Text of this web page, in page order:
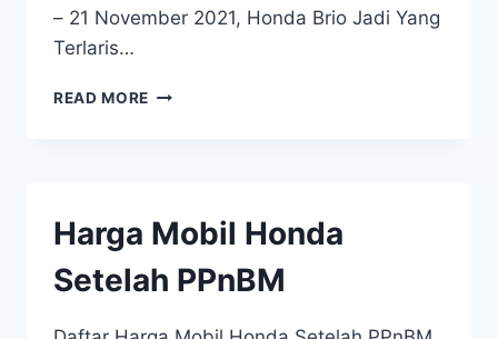
– 21 November 2021, Honda Brio Jadi Yang
Terlaris…
READ MORE
Harga Mobil Honda
Setelah PPnBM